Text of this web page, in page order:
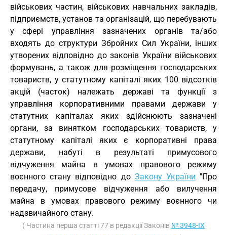
військових частин, військових навчальних закладів,
підприємств, установ та організацій, що перебувають
у сфері управління зазначених органів та/або
входять до структури Збройних Сил України, інших
утворених відповідно до законів України військових
формувань, а також для розміщення господарських
товариств, у статутному капіталі яких 100 відсотків
акцій (часток) належать державі та функції з
управління корпоративними правами держави у
статутних капіталах яких здійснюють зазначені
органи, за винятком господарських товариств, у
статутному капіталі яких є корпоративні права
держави, набуті в результаті примусового
відчуження майна в умовах правового режиму
воєнного стану відповідно до Закону України "Про
передачу, примусове відчуження або вилучення
майна в умовах правового режиму воєнного чи
надзвичайного стану.
( Частина перша статті 77 в редакції Законів № 3948-IX